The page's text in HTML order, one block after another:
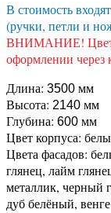
В стоимость
(ручки, петли и
ВНИМАНИЕ! Цвет
оформлении через
Длина: 3500 мм
Высота: 2140 мм
Глубина: 600 мм
Цвет корпуса:
Цвета фасадов:
глянец, лайм
металлик, черный
дуб белёный, венге